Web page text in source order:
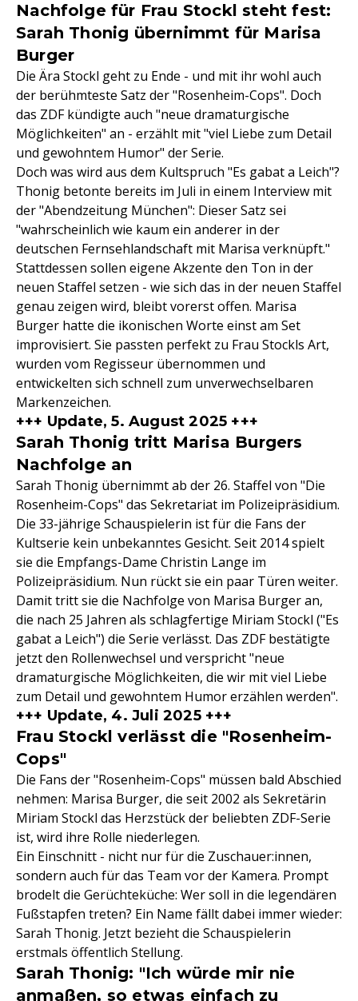
Nachfolge für Frau Stockl steht fest:
Sarah Thonig übernimmt für Marisa
Burger
Die Ära Stockl geht zu Ende - und mit ihr wohl auch
der berühmteste Satz der "Rosenheim-Cops". Doch
das ZDF kündigte auch "neue dramaturgische
Möglichkeiten" an - erzählt mit "viel Liebe zum Detail
und gewohntem Humor" der Serie.
Doch was wird aus dem Kultspruch "Es gabat a Leich"?
Thonig betonte bereits im Juli in einem Interview mit
der "Abendzeitung München": Dieser Satz sei
"wahrscheinlich wie kaum ein anderer in der
deutschen Fernsehlandschaft mit Marisa verknüpft."
Stattdessen sollen eigene Akzente den Ton in der
neuen Staffel setzen - wie sich das in der neuen Staffel
genau zeigen wird, bleibt vorerst offen. Marisa
Burger hatte die ikonischen Worte einst am Set
improvisiert. Sie passten perfekt zu Frau Stockls Art,
wurden vom Regisseur übernommen und
entwickelten sich schnell zum unverwechselbaren
Markenzeichen.
+++ Update, 5. August 2025 +++
Sarah Thonig tritt Marisa Burgers
Nachfolge an
Sarah Thonig übernimmt ab der 26. Staffel von "Die
Rosenheim-Cops" das Sekretariat im Polizeipräsidium.
Die 33-jährige Schauspielerin ist für die Fans der
Kultserie kein unbekanntes Gesicht. Seit 2014 spielt
sie die Empfangs-Dame Christin Lange im
Polizeipräsidium. Nun rückt sie ein paar Türen weiter.
Damit tritt sie die Nachfolge von Marisa Burger an,
die nach 25 Jahren als schlagfertige Miriam Stockl ("Es
gabat a Leich") die Serie verlässt. Das ZDF bestätigte
jetzt den Rollenwechsel und verspricht "neue
dramaturgische Möglichkeiten, die wir mit viel Liebe
zum Detail und gewohntem Humor erzählen werden".
+++ Update, 4. Juli 2025 +++
Frau Stockl verlässt die "Rosenheim-
Cops"
Die Fans der "Rosenheim-Cops" müssen bald Abschied
nehmen: Marisa Burger, die seit 2002 als Sekretärin
Miriam Stockl das Herzstück der beliebten ZDF-Serie
ist, wird ihre Rolle niederlegen.
Ein Einschnitt - nicht nur für die Zuschauer:innen,
sondern auch für das Team vor der Kamera. Prompt
brodelt die Gerüchteküche: Wer soll in die legendären
Fußstapfen treten? Ein Name fällt dabei immer wieder:
Sarah Thonig. Jetzt bezieht die Schauspielerin
erstmals öffentlich Stellung.
Sarah Thonig: "Ich würde mir nie
anmaßen, so etwas einfach zu